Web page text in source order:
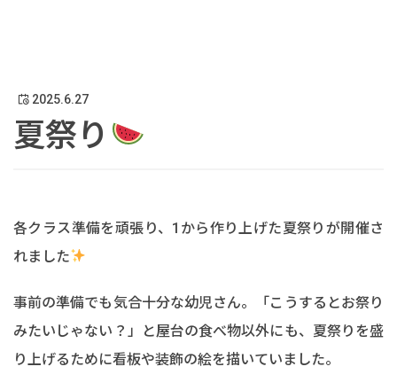
2025.6.27
夏祭り
各クラス準備を頑張り、1から作り上げた夏祭りが開催さ
れました
事前の準備でも気合十分な幼児さん。「こうするとお祭り
みたいじゃない？」と屋台の食べ物以外にも、夏祭りを盛
り上げるために看板や装飾の絵を描いていました。